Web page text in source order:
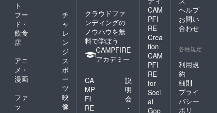
ト
フー
ド・
飲食
店
チ
ャ
レ
ン
ジ
アニ
メ・
漫画
ス
ポ
ー
ツ
ファ
ッ
映
像
クラウドファ
ンディングの
ノウハウを無
料で学ぼう
CAMPFIRE
アカデミー
CA
MP
FI
RE
説
明
会
・
CAM
PFI
RE
Crea
tion
CAM
PFI
RE
for
Soci
al
Goo
ヘルプ
お問い
合わせ
各種規定
利用規
約
細則
プライ
バシー
ポリ